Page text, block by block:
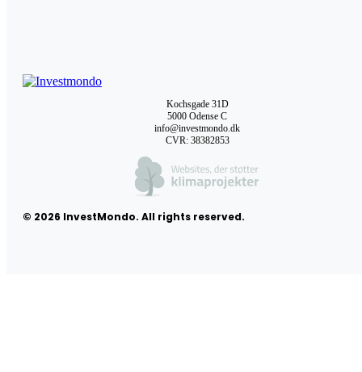
Kochsgade 31D
5000 Odense C
info@investmondo.dk
CVR: 38382853
© 2026 InvestMondo. All rights reserved.